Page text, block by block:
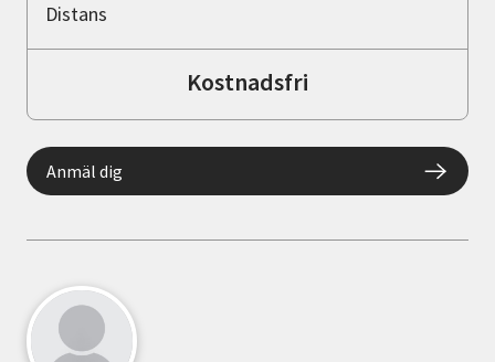
Distans
Kostnadsfri
Anmäl dig